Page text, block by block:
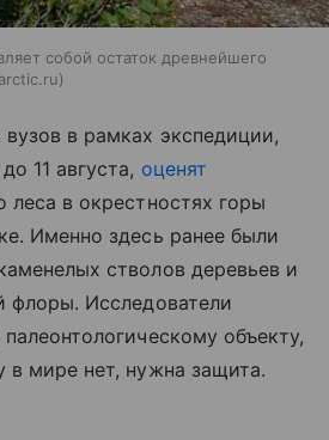
собой остаток древнейшего
в рамках экспедиции,
11 августа, оценят
леса в окрестностях горы
Именно здесь ранее были
стволов деревьев и
флоры. Исследователи
объекту,
в мире нет, нужна защита.